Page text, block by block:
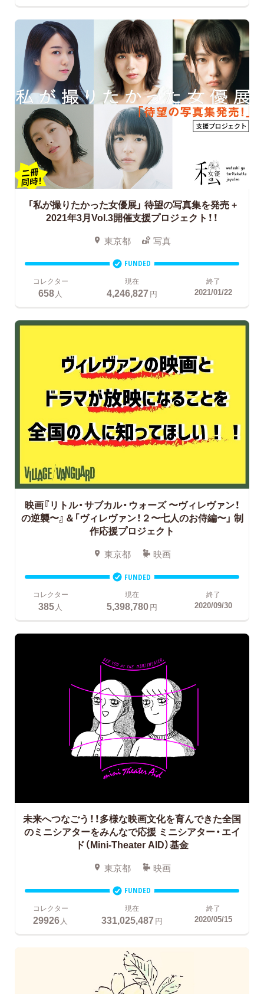
「私が撮りたかった女優展」 待望の写真集を発売 +
2021年3月Vol.3開催支援プロジェクト！！
東京都 写真
FUNDED
コレクター
658 人
現在
4,246,827円
終了
2021/01/22
映画『リトル・サブカル・ウォーズ 〜ヴィレヴァン！
の逆襲〜』＆「ヴィレヴァン！２〜七人のお侍編〜」 制
作応援プロジェクト
東京都 映画
FUNDED
コレクター
385人
現在
5,398,780円
終了
2020/09/30
未来へつなごう！！多様な映画文化を育んできた全国
のミニシアターをみんなで応援ミニシアター・エイ
ド（Mini-Theater AID）基金
東京都 映画
FUNDED
コレクター
29926 人
現在
331,025,487円
終了
2020/05/15